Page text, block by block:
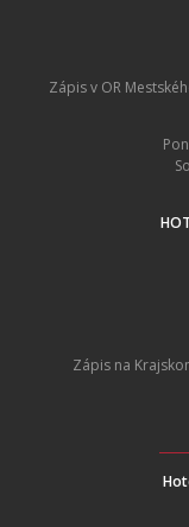
Zápis v OR
Zápis na